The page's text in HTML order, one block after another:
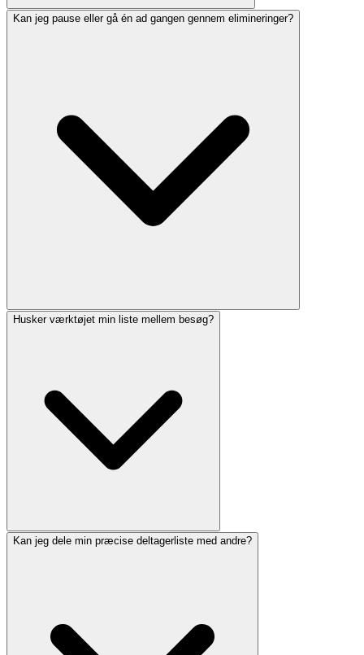
Kan jeg pause eller gå én ad gangen gennem elimineringer?
Husker værktøjet min liste mellem besøg?
Kan jeg dele min præcise deltagerliste med andre?